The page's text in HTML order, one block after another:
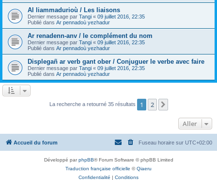
Al liammadurioù / Les liaisons
Dernier message par Tangi « 09 juillet 2016, 22:35
Publié dans Ar pennadoù yezhadur
Ar renadenn-anv / le complément du nom
Dernier message par Tangi « 09 juillet 2016, 22:35
Publié dans Ar pennadoù yezhadur
Displegañ ar verb gant ober / Conjuguer le verbe avec faire
Dernier message par Tangi « 09 juillet 2016, 22:35
Publié dans Ar pennadoù yezhadur
La recherche a retourné 35 résultats 1 2
Aller
Accueil du forum Fuseau horaire sur UTC+02:00
Développé parphpBB® Forum Software © phpBB Limited
Traduction française officielle ©Qiaeru
Confidentialité | Conditions